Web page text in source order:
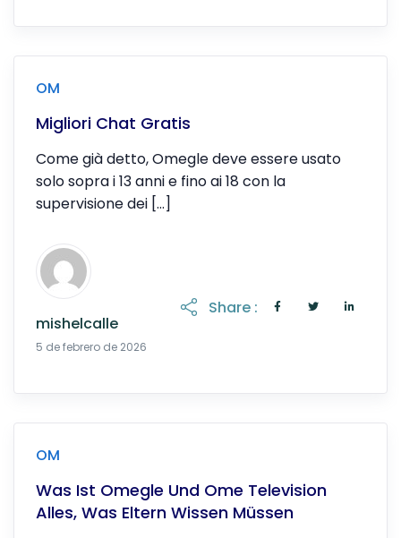
OM
Migliori Chat Gratis
Come già detto, Omegle deve essere usato
solo sopra i 13 anni e fino ai 18 con la
supervisione dei […]
mishelcalle
5 de febrero de 2026
Share :
OM
Was Ist Omegle Und Ome Television
Alles, Was Eltern Wissen Müssen